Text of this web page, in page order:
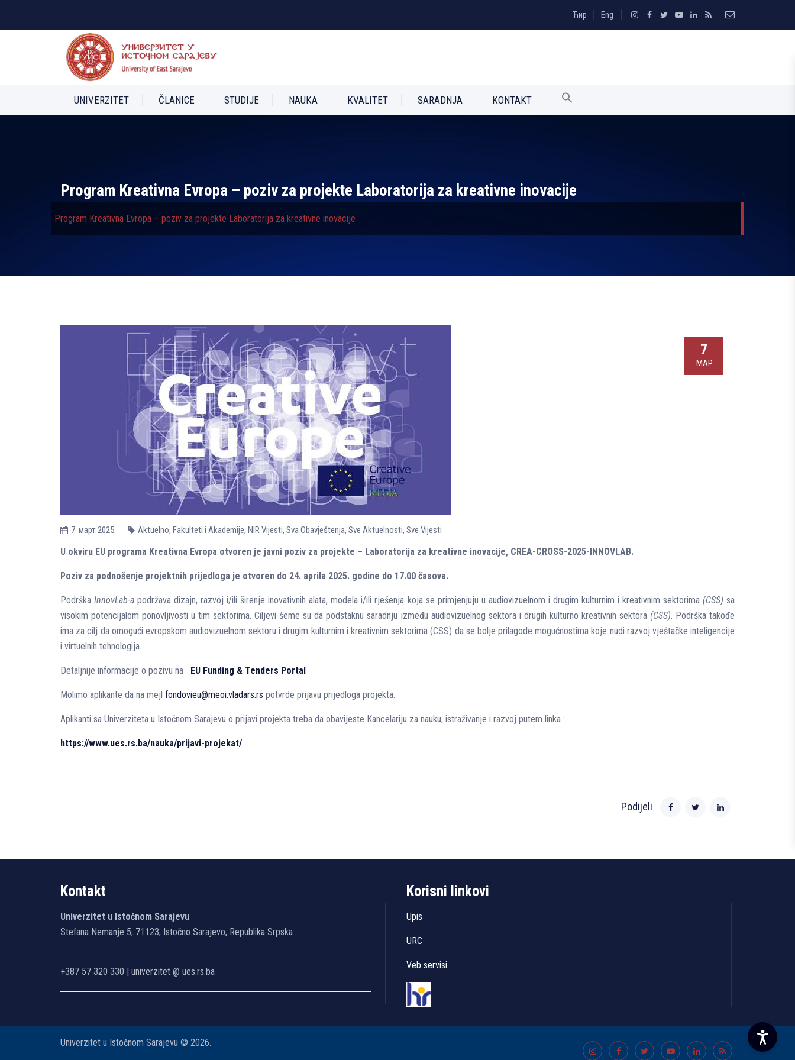
Ћир Eng
UNIVERZITET ČLANICE STUDIJE NAUKA KVALITET SARADNJA KONTAKT
Program Kreativna Evropa – poziv za projekte Laboratorija za kreativne inovacije
Program Kreativna Evropa – poziv za projekte Laboratorija za kreativne inovacije
7
МАР
7. март 2025. Aktuelno, Fakulteti i Akademije, NIR Vijesti, Sva Obavještenja, Sve Aktuelnosti, Sve Vijesti
U okviru EU programa Kreativna Evropa otvoren je javni poziv za projekte – Laboratorija za kreativne inovacije, CREA-CROSS-2025-INNOVLAB.
Poziv za podnošenje projektnih prijedloga je otvoren do 24. aprila 2025. godine do 17.00 časova.
PodrškaInnovLab-a podržava dizajn, razvoj i/ili širenje inovativnih alata, modela i/ili rješenja koja se primjenjuju u audiovizuelnom i drugim kulturnim i kreativnim sektorima (CSS) sa
visokim potencijalom ponovljivosti u tim sektorima. Ciljevi šeme su da podstaknu saradnju između audiovizuelnog sektora i drugih kulturno kreativnih sektora(CSS). Podrška takođe
ima za cilj da omogući evropskom audiovizuelnom sektoru i drugim kulturnim i kreativnim sektorima (CSS) da se bolje prilagode mogućnostima koje nudi razvoj vještačke inteligencije
i virtuelnih tehnologija.
Detaljnije informacije o pozivu na EU Funding & Tenders Portal
Molimo aplikante da na mejl fondovieu@meoi.vladars.rs potvrde prijavu prijedloga projekta.
Aplikanti sa Univerziteta u Istočnom Sarajevu o prijavi projekta treba da obavijeste Kancelariju za nauku, istraživanje i razvoj putem linka :
https://www.ues.rs.ba/nauka/prijavi-projekat/
Podijeli
Kontakt
Univerzitet u Istočnom Sarajevu
Stefana Nemanje 5, 71123, Istočno Sarajevo, Republika Srpska
+387 57 320 330 | univerzitet @ ues.rs.ba
Korisni linkovi
Upis
URC
Veb servisi
Univerzitet u Istočnom Sarajevu © 2026.